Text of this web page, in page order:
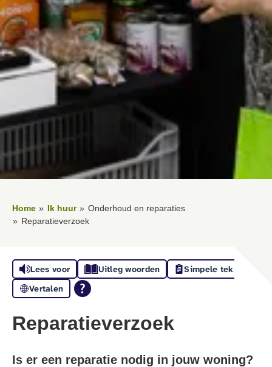
Home Ik huur
Onderhoud en reparaties
Reparatieverzoek
Lees voor Uitleg woorden
Simpele tekst
Vertalen
Reparatieverzoek
Is er een reparatie nodig in jouw woning?